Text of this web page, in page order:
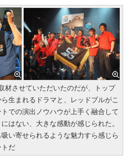
材させていただいたのだが、トップ
生まれるドラマと、レッドブルがこ
での演出ノウハウが上手く融合して
はない、大きな感動が感じられた。
い寄せられるような魅力すら感じら
だ